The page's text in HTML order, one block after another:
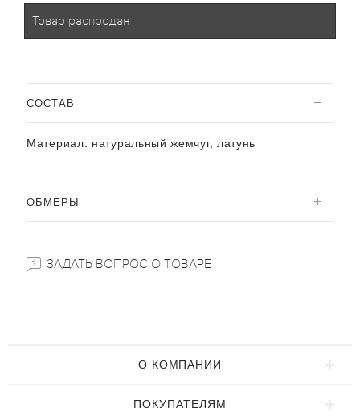
Товар распродан
CОСТАВ
Материал: натуральный жемчуг, латунь
ОБМЕРЫ
ЗАДАТЬ ВОПРОС О ТОВАРЕ
О КОМПАНИИ
ПОКУПАТЕЛЯМ